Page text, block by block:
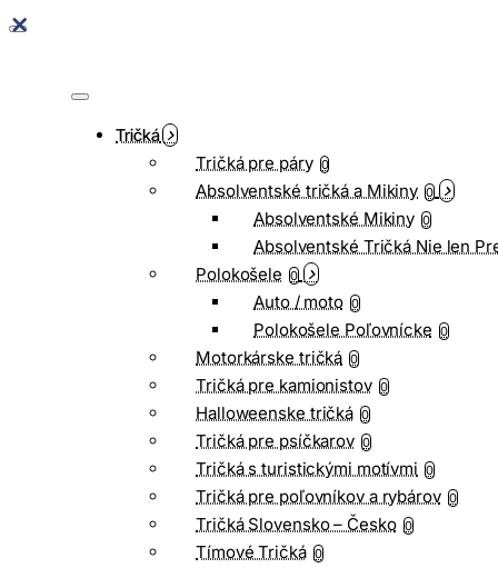
Tričká
Tričká pre páry 0
Absolventské tričká a Mikiny 0
Absolventské Mikiny 0
Absolventské Tričká Nie len
Polokošele 0
Auto / moto 0
Polokošele Poľovnícke 0
Motorkárske tričká 0
Tričká pre kamionistov 0
Halloweenske tričká 0
Tričká pre psíčkarov 0
Tričká s turistickými motívmi 0
Tričká pre poľovníkov a rybárov 0
Tričká Slovensko – Česko 0
Tímové Tričká 0